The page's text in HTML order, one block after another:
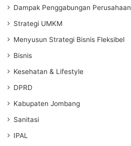
Dampak Penggabungan Perusahaan
Strategi UMKM
Menyusun Strategi Bisnis Fleksibel
Bisnis
Kesehatan & Lifestyle
DPRD
Kabupaten Jombang
Sanitasi
IPAL